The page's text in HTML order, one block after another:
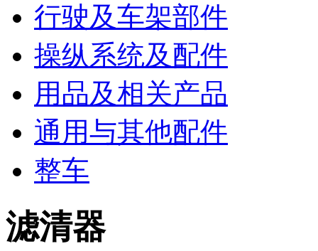
行驶及车架部件
操纵系统及配件
用品及相关产品
通用与其他配件
整车
滤清器